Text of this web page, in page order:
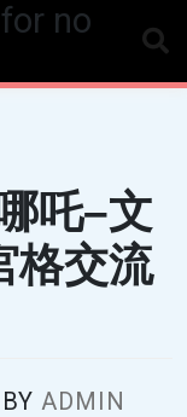
no
吒–文
格交流
BY ADMIN